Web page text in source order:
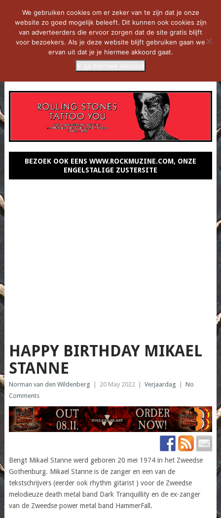
BEZOEK OOK EENS WWW.ROCKMUZINE.COM, ONZE
ENGELSTALIGE ZUSTERSITE
HAPPY BIRTHDAY MIKAEL
STANNE
Norman van den Wildenberg 20 May 2022 Verjaardag
No
Comments
Bengt Mikael Stanne werd geboren 20 mei 1974 in het Zweedse
Gothenburg. Mikael Stanne is de zanger en een van de
tekstschrijvers (eerder ook rhythm gitarist ) voor de Zweedse
melodieuze death metal band Dark Tranquillity en de ex-zanger
van de Zweedse power metal band HammerFall.
We gebruiken cookies om er zeker van te zijn dat je onze
website zo goed mogelijk beleeft. Dit kunnen ook cookies zijn
van adverteerders die ervoor zorgen dat de site gratis blijft
voor bezoekers. Als je deze website blijft gebruiken gaan we
ervan uit dat je je hiermee akkoord gaat.
Ik ga hiermee akkoord